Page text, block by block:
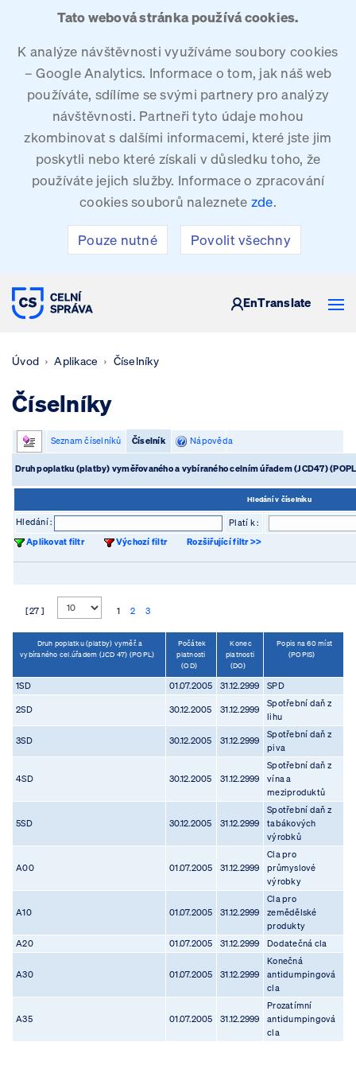
Tato webová stránka používá cookies.
K analýze návštěvnosti využíváme soubory cookies
– Google Analytics. Informace o tom, jak náš web
používáte, sdílíme se svými partnery pro analýzy
návštěvnosti. Partneři tyto údaje mohou
zkombinovat s dalšími informacemi, které jste jim
poskytli nebo které získali v důsledku toho, že
používáte jejich služby. Informace o zpracování
cookies souborů naleznete zde.
Pouze nutné Povolit všechny
CELNÍ SPRÁVA ČESKÉ REPUBLIKY
EnTranslate
Úvod Aplikace Číselníky
Číselníky
Seznam číselníků Číselník Nápověda
Druh poplatku (platby) vyměřovaného a vybíraného celním úřadem (JCD47)
Hledání v číselníku
Hledání :
Platí k :
Aplikovat filtr
Výchozí filtr Rozšiřující filtr >>
[ 27 ] 1 2 3
Druh poplatku (platby) vyměř. a
vybíraného cel.úřadem (JCD 47) (POPL)
Počátek
platnosti
(OD)
Konec
platnosti
(DO)
Popis na 60 míst
(POPIS)
1SD 01.07.2005 31.12.2999 SPD
2SD 30.12.2005 31.12.2999
Spotřební daň z
lihu
3SD 30.12.2005 31.12.2999
Spotřební daň z
piva
4SD 30.12.2005 31.12.2999
Spotřební daň z
vína a
meziproduktů
5SD 30.12.2005 31.12.2999
Spotřební daň z
tabákových
výrobků
A00 01.07.2005 31.12.2999
Cla pro
průmyslové
výrobky
A10 01.07.2005 31.12.2999
Cla pro
zemědělské
produkty
A20
01.07.2005 31.12.2999 Dodatečná cla
A30 01.07.2005 31.12.2999
Konečná
antidumpingová
cla
A35 01.07.2005 31.12.2999
Prozatímní
antidumpingová
cla